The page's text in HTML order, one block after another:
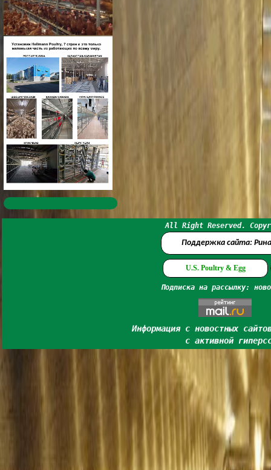
All Right Reserved.
Поддержка сайта:
U.S. Poultry & Egg
Подписка на рассылку:
Информация с новостных
с активной